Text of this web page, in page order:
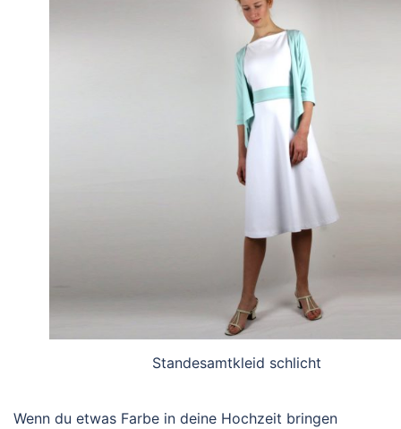
Standesamtkleid schlicht
Wenn du etwas Farbe in deine Hochzeit bringen